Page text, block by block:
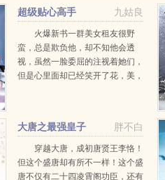
九姑良
超级贴心高手
火爆新书一群美女租友很野
蛮，总是欺负他，却不知他会透
视，虽然一脸委屈的注视着她们，
但是心里面却已经笑开了花，美，
胖不白
大唐之最强皇子
穿越大唐，成初唐贤王李恪！
但这个盛唐却有所不一样！这个盛
唐不仅有二十四凌霄阁功臣，还有